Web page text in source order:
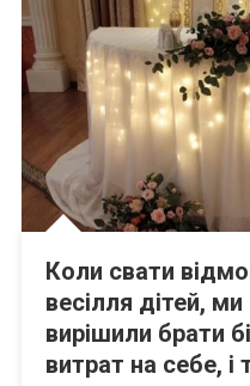
Коли свати
весілля дітей,
вирішили брати
витрат на себе, і